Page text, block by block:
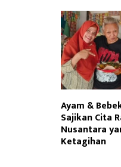
Ayam &
Sajikan Cita
Nusantara
Ketagihan